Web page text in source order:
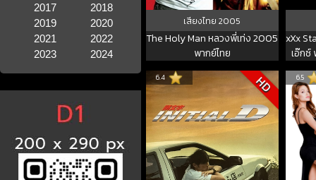
2017
2018
2019
2020
2021
2022
2023
2024
เสียงไทย2005
The Holy Man หลวงพี่เท่ง 2005
พากย์ไทย
xXx
เอ๊ก
6.4 HD 6.5